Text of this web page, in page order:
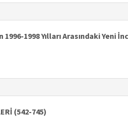
1998 Yılları Arasındaki Yeni
(542-745)